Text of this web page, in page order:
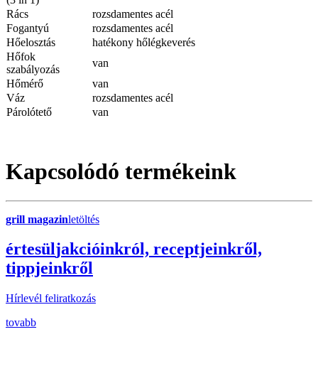
Rács
rozsdamentes acél
Fogantyú
rozsdamentes acél
Hőelosztás
hatékony hőlégkeverés
Hőfok
szabályozás
van
Hőmérő
van
Váz
rozsdamentes acél
Párolótető
van
Kapcsolódó termékeink
grill magazinletöltés
értesüljakcióinkról, receptjeinkről,
tippjeinkről
Hírlevél feliratkozás
tovabb